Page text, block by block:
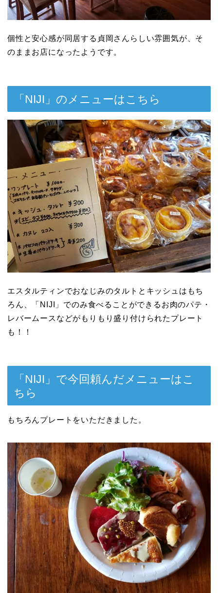
個性と安心感が同居する貞岡さんらしい雰囲気が、そ
のままお店になったようです。
「NIJI」のメニューはこちら
エスタルティンでおなじみのタルトとキッシュはもち
ろん、「NIJI」でのみ食べることができるお肉のパテ・
レバームースなどがもりもり盛り付けられたプレート
も！！
「NIJI」で今回頼んだメニューはこ
ちら
もちろんプレートをいただきました。